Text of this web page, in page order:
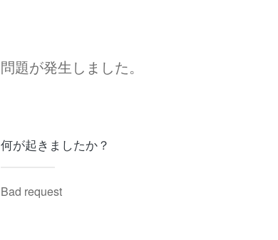
問題が発生しました。
何が起きましたか？
Bad request